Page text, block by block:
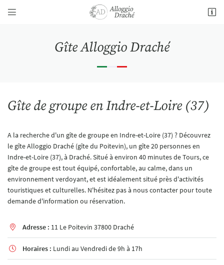


06 61 89 10 99
 Adresse email de réception
En cochant cette case, vous consentez à recevoir nos propositions commerciales à l'adresse
email indiqué ci-dessus. Vous pouvez vous désinscrire à tout moment en utilisantle
formulaire de désinscription
Gîte Alloggio Draché
Gîte de groupe en Indre-et-Loire (37)
A la recherche d'un gîte de groupe en Indre-et-Loire (37) ? Découvrez
le gîte Alloggio Draché (gîte du Poitevin), un gîte 20 personnes en
Indre-et-Loire (37), à Draché. Situé à environ 40 minutes de Tours, ce
gîte de groupe est tout équipé, confortable, au calme, dans un
environnement verdoyant, et est idéalement situé près d'activités
touristiques et culturelles. N'hésitez pas à nous contacter pour toute
demande d'information ou réservation.
 Adresse : 11 Le Poitevin 37800 Draché
 Horaires : Lundi au Vendredi de 9h à 17h